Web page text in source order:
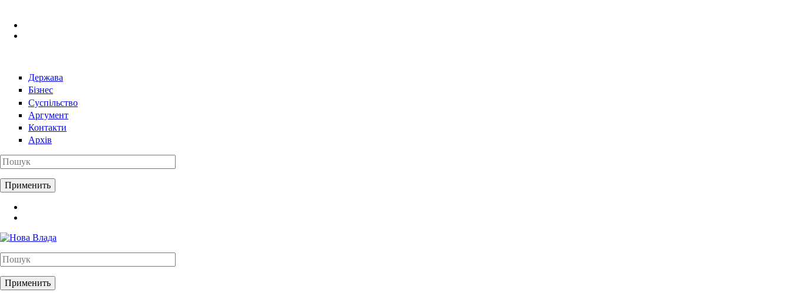
Держава
Бізнес
Суспільство
Аргумент
Контакти
Архів